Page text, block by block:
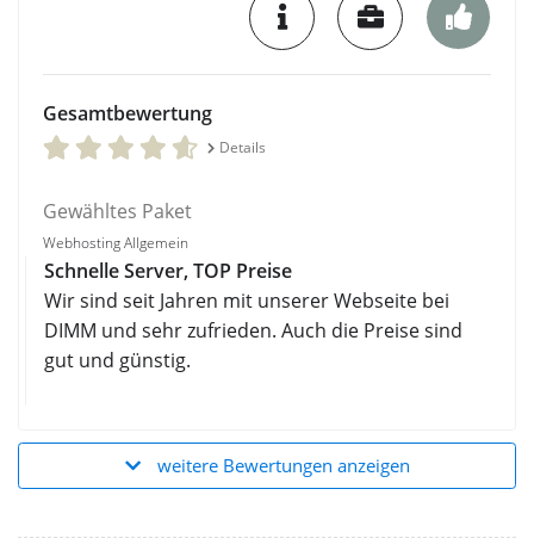
Gesamtbewertung
Details
Gewähltes Paket
Webhosting Allgemein
Schnelle Server, TOP Preise
Wir sind seit Jahren mit unserer Webseite bei
DIMM und sehr zufrieden. Auch die Preise sind
gut und günstig.
weitere Bewertungen anzeigen